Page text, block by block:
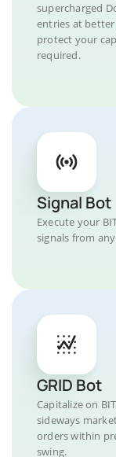
supercharged
entries at
protect your
required.
Signal Bot
Execute your
signals from
GRID Bot
Capitalize on
sideways
orders within
swing.